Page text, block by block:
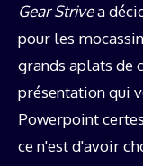
Gear Strivea
pour les
grands aplats de
présentation qui
Powerpoint
ce n'est d'avoir